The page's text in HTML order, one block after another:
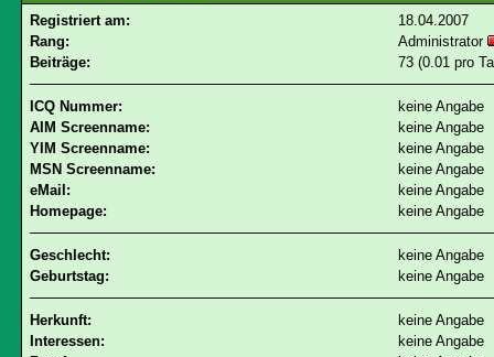
Registriert am:
18.04.2007
Rang:
Administrator
Beiträge:
73 (0.01 pro
ICQ Nummer:
keine Angabe
AIM Screenname:
keine Angabe
YIM Screenname:
keine Angabe
MSN Screenname:
keine Angabe
eMail:
keine Angabe
Homepage:
keine Angabe
Geschlecht:
keine Angabe
Geburtstag:
keine Angabe
Herkunft:
keine Angabe
Interessen:
keine Angabe